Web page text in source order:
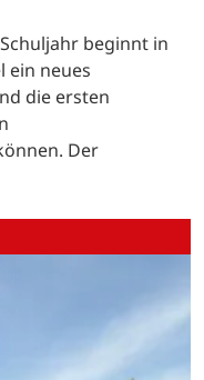
beginnt in
ein neues
die ersten
Der